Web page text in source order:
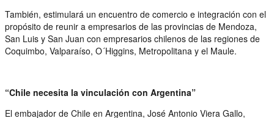
También, estimulará un encuentro de comercio e integración con el
propósito de reunir a empresarios de las provincias de Mendoza,
San Luis y San Juan con empresarios chilenos de las regiones de
Coquimbo, Valparaíso, O´Higgins, Metropolitana y el Maule.
“Chile necesita la vinculación con Argentina”
El embajador de Chile en Argentina, José Antonio Viera Gallo,